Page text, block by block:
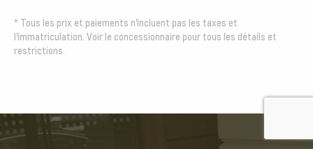
* Tous les prix et paiements n'incluent pas les taxes et
l'immatriculation. Voir le concessionnaire pour tous les détails et
restrictions.